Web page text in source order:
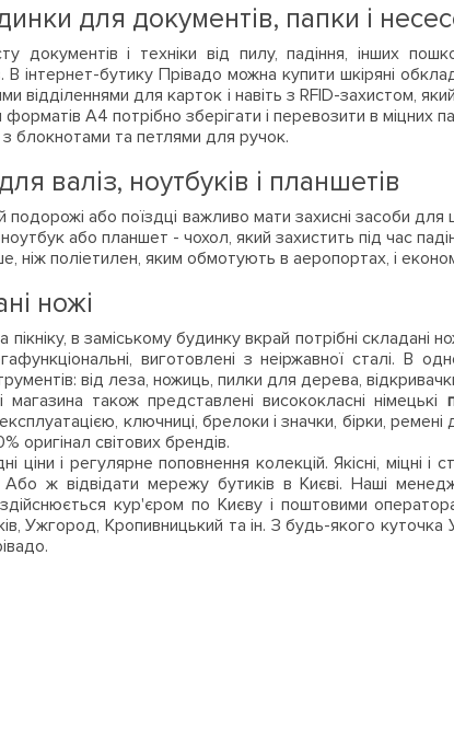
для документів, папки і
документів і техніки від пилу, падіння, інших
В інтернет-бутику Прівадо можна купити шкіряні
відділеннями для карток і навіть з RFID-захистом,
А4 потрібно зберігати і перевозити в міцних
з блокнотами та петлями для ручок.
валіз, ноутбуків і планшетів
подорожі або поїздці важливо мати захисні засоби
або планшет - чохол, який захистить під час
ніж поліетилен, яким обмотують в аеропортах, і
ножі
пікніку, в заміському будинку вкрай потрібні складані
виготовлені з неіржавної сталі. В
від леза, ножиць, пилки для дерева,
магазина також представлені висококласні німецькі
ключниці, брелоки і значки, бірки,
оригінал світових брендів.
ціни і регулярне поповнення колекцій. Якісні, міцні
Або ж відвідати мережу бутиків в Києві. Наші
кур'єром по Києву і поштовими
Ужгород, Кропивницький та ін. З будь-якого